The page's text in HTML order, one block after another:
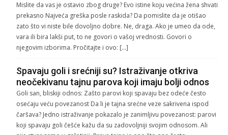
Mislite da vas je ostavio zbog druge? Evo istine koju većina žena shvati
prekasno Najveća greška posle raskida? Da pomislite da je otišao
zato što vi niste bile dovoljno dobre. Ne, draga. Ako je umeo da ode,
vara ili bira lakši put, to ne govori o vašoj vrednosti. Govori o
njegovim izborima. Pročitajte i ovo: […]
Spavaju goli i srećniji su? Istraživanje otkriva
neočekivanu tajnu parova koji imaju bolji odnos
Goli san, bliskiji odnos: Zašto parovi koji spavaju bez odeće često
osećaju veću povezanost Da li je tajna srećne veze sakrivena ispod
čaršava? Jedno istraživanje pokazalo je zanimljivu povezanost: parovi
koji spavaju goli češće kažu da su zadovoljniji svojim odnosom. Ali